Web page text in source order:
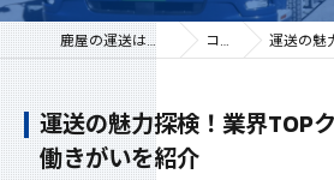
鹿屋の運送は株式会社山坂 コラム 運送の魅力探検
運送の魅力探検！業界TOP
働きがいを紹介